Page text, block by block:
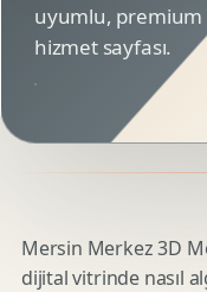
uyumlu, premium
hizmet sayfası.
Mersin Merkez 3D
dijital vitrinde nasıl